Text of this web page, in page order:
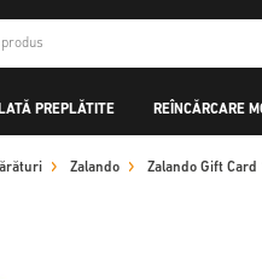
PREPLĂTITE REÎNCĂRCARE
Zalando Zalando Gift